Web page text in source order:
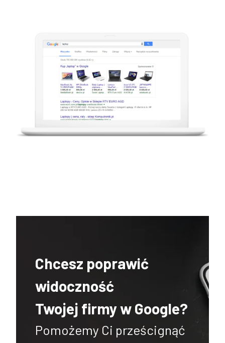
Chcesz poprawić
widoczność
Twojej firmy w Google?
Pomożemy Ci prześcignąć